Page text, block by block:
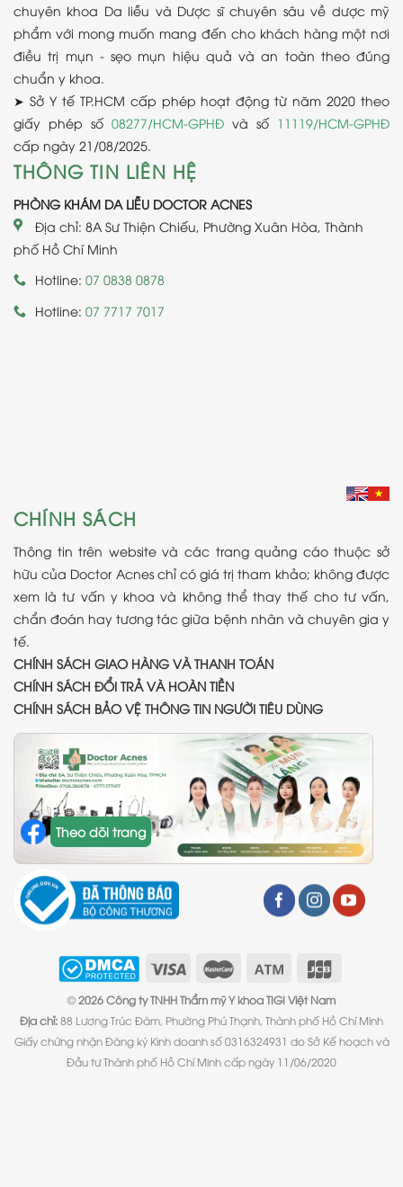
chuyên khoa Da liễu và Dược sĩ chuyên sâu về dược mỹ
phẩm với mong muốn mang đến cho khách hàng một nơi
điều trị mụn - sẹo mụn hiệu quả và an toàn theo đúng
chuẩn y khoa.
➤ Sở Y tế TP.HCM cấp phép hoạt động từ năm 2020 theo
giấy phép số 08277/HCM-GPHĐ và số 11119/HCM-GPHĐ
cấp ngày 21/08/2025.
THÔNG TIN LIÊN HỆ
PHÒNG KHÁM DA LIỄU DOCTOR ACNES
Địa chỉ: 8A Sư Thiện Chiếu, Phường Xuân Hòa, Thành
phố Hồ Chí Minh
Hotline: 07 0838 0878
Hotline: 07 7717 7017
CHÍNH SÁCH
Thông tin trên website và các trang quảng cáo thuộc sở
hữu của Doctor Acnes chỉ có giá trị tham khảo; không được
xem là tư vấn y khoa và không thể thay thế cho tư vấn,
chẩn đoán hay tương tác giữa bệnh nhân và chuyên gia y
tế.
CHÍNH SÁCH GIAO HÀNG VÀ THANH TOÁN
CHÍNH SÁCH ĐỔI TRẢ VÀ HOÀN TIỀN
CHÍNH SÁCH BẢO VỆ THÔNG TIN NGƯỜI TIÊU DÙNG
Theo dõi trang
©2026 Công ty TNHH Thẩm mỹ Y khoa TIGI Việt Nam
Địa chỉ:88 Lương Trúc Đàm, Phường Phú Thạnh, Thành phố Hồ Chí Minh
Giấy chứng nhận Đăng ký Kinh doanh số 0316324931 do Sở Kế hoạch và
Đầu tư Thành phố Hồ Chí Minh cấp ngày 11/06/2020